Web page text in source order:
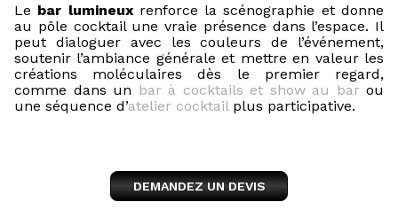
Le bar lumineuxrenforce la scénographie et donne
au pôle cocktail une vraie présence dans l’espace. Il
peut dialoguer avec les couleurs de l’événement,
soutenir l’ambiance générale et mettre en valeur les
créations moléculaires dès le premier regard,
comme dans un bar à cocktails et show au barou
une séquence d’atelier cocktail plus participative.
DEMANDEZ UN DEVIS